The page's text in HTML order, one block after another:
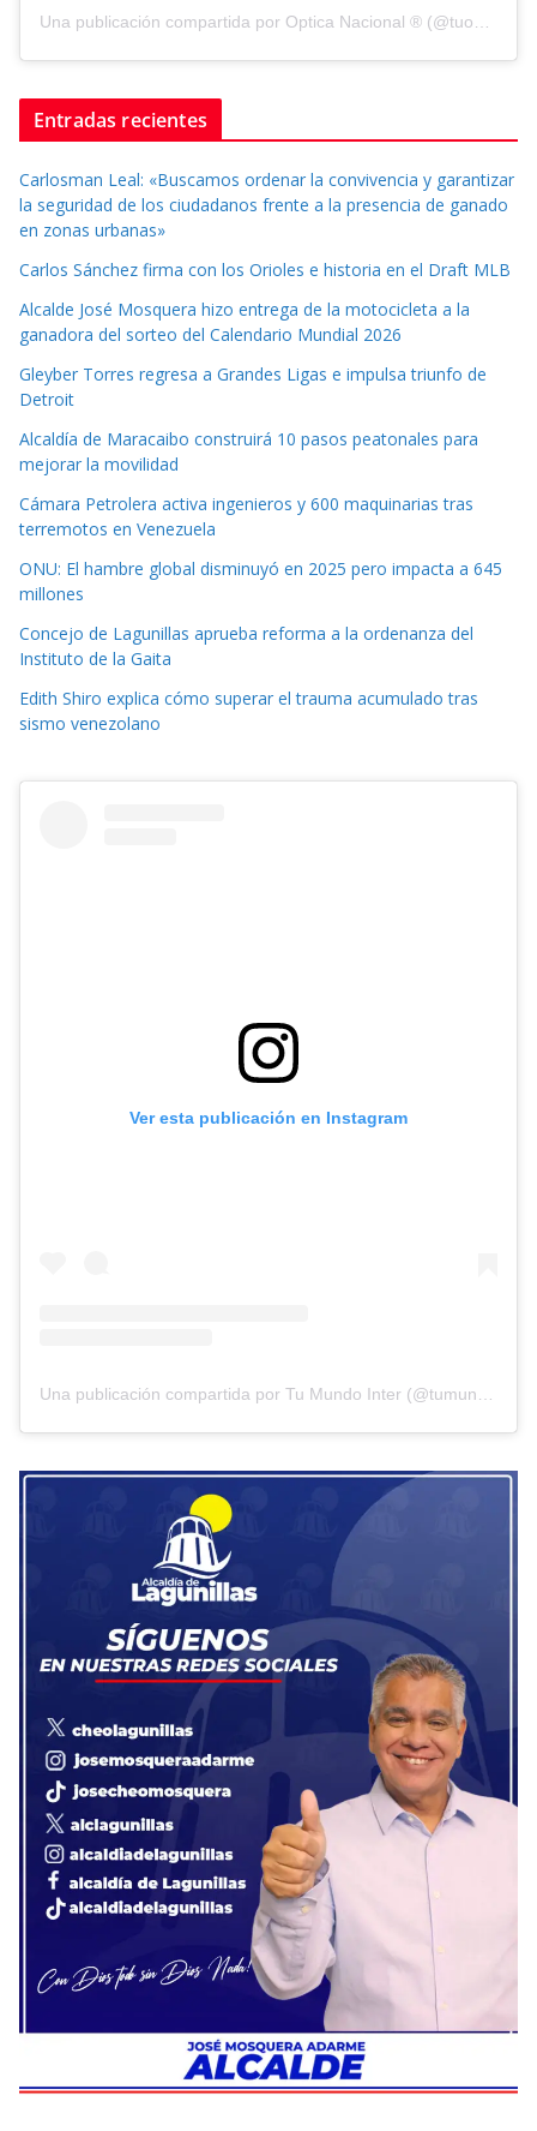
Una publicación compartida por Optica Nacional ® (@tuopticanacional)
Entradas recientes
Carlosman Leal: «Buscamos ordenar la convivencia y garantizar
la seguridad de los ciudadanos frente a la presencia de ganado
en zonas urbanas»
Carlos Sánchez firma con los Orioles e historia en el Draft MLB
Alcalde José Mosquera hizo entrega de la motocicleta a la
ganadora del sorteo del Calendario Mundial 2026
Gleyber Torres regresa a Grandes Ligas e impulsa triunfo de
Detroit
Alcaldía de Maracaibo construirá 10 pasos peatonales para
mejorar la movilidad
Cámara Petrolera activa ingenieros y 600 maquinarias tras
terremotos en Venezuela
ONU: El hambre global disminuyó en 2025 pero impacta a 645
millones
Concejo de Lagunillas aprueba reforma a la ordenanza del
Instituto de la Gaita
Edith Shiro explica cómo superar el trauma acumulado tras
sismo venezolano
Ver esta publicación en Instagram
Una publicación compartida por Tu Mundo Inter (@tumundointer)